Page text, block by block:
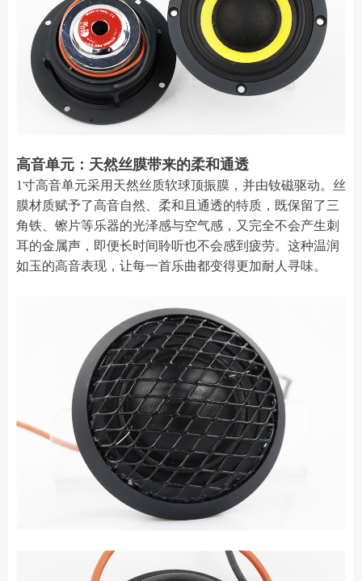
高音单元：天然丝膜带来的柔和通透
1寸高音单元采用天然丝质软球顶振膜，并由钕磁驱动。丝
膜材质赋予了高音自然、柔和且通透的特质，既保留了三
角铁、镲片等乐器的光泽感与空气感，又完全不会产生刺
耳的金属声，即便长时间聆听也不会感到疲劳。这种温润
如玉的高音表现，让每一首乐曲都变得更加耐人寻味。